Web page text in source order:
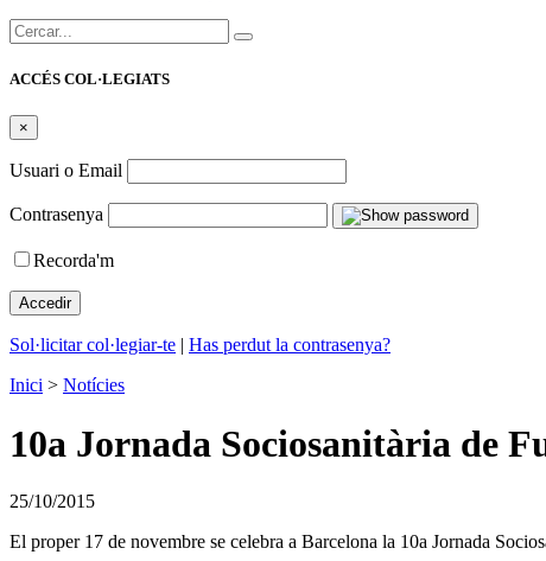
Cercar:
ACCÉS COL·LEGIATS
×
Usuari o Email
Contrasenya
Recorda'm
Sol·licitar col·legiar-te | Has perdut la contrasenya?
Inici > Notícies
10a Jornada Sociosanitària de
25/10/2015
El proper 17 de novembre se celebra a Barcelona la 10a Jornada